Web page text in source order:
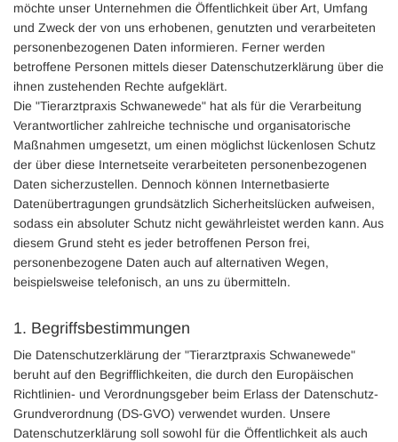
möchte unser Unternehmen die Öffentlichkeit über Art, Umfang
und Zweck der von uns erhobenen, genutzten und verarbeiteten
personenbezogenen Daten informieren. Ferner werden
betroffene Personen mittels dieser Datenschutzerklärung über die
ihnen zustehenden Rechte aufgeklärt.
Die "Tierarztpraxis Schwanewede" hat als für die Verarbeitung
Verantwortlicher zahlreiche technische und organisatorische
Maßnahmen umgesetzt, um einen möglichst lückenlosen Schutz
der über diese Internetseite verarbeiteten personenbezogenen
Daten sicherzustellen. Dennoch können Internetbasierte
Datenübertragungen grundsätzlich Sicherheitslücken aufweisen,
sodass ein absoluter Schutz nicht gewährleistet werden kann. Aus
diesem Grund steht es jeder betroffenen Person frei,
personenbezogene Daten auch auf alternativen Wegen,
beispielsweise telefonisch, an uns zu übermitteln.
1. Begriffsbestimmungen
Die Datenschutzerklärung der "Tierarztpraxis Schwanewede"
beruht auf den Begrifflichkeiten, die durch den Europäischen
Richtlinien- und Verordnungsgeber beim Erlass der Datenschutz-
Grundverordnung (DS-GVO) verwendet wurden. Unsere
Datenschutzerklärung soll sowohl für die Öffentlichkeit als auch